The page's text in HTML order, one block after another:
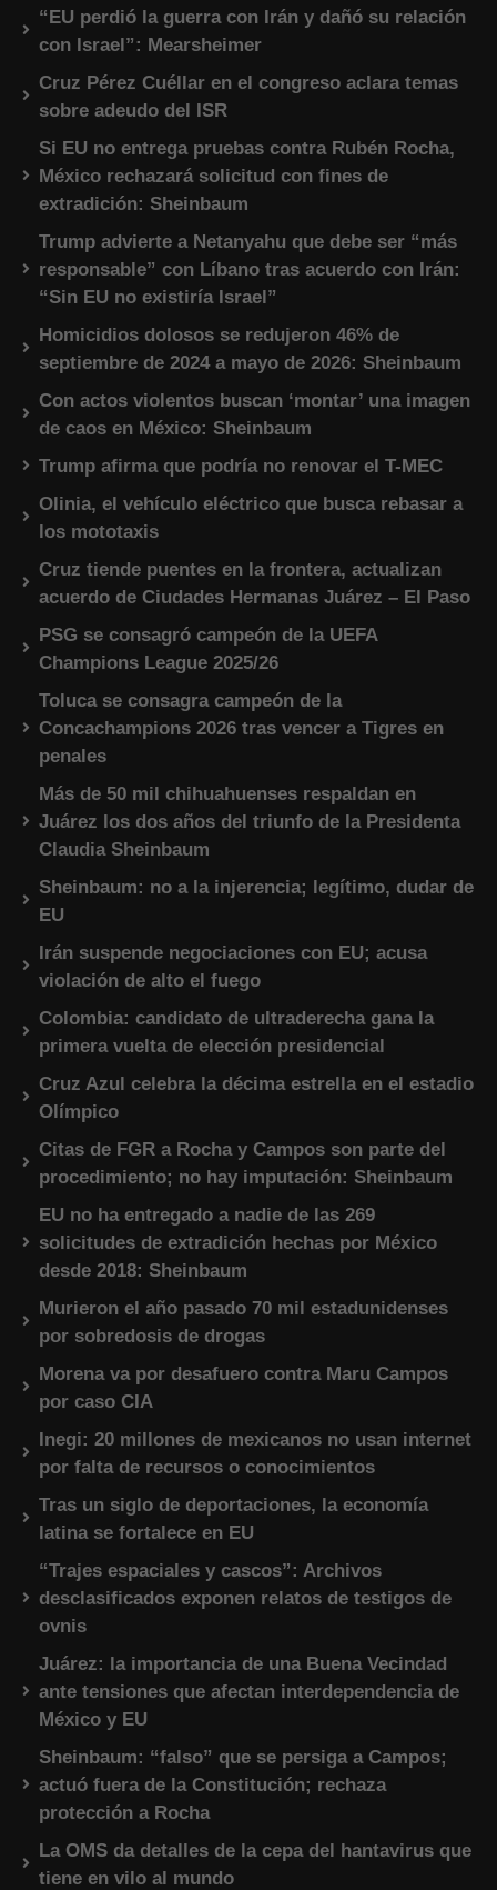
“EU perdió la guerra con Irán y dañó su relación
con Israel”: Mearsheimer
Cruz Pérez Cuéllar en el congreso aclara temas
sobre adeudo del ISR
Si EU no entrega pruebas contra Rubén Rocha,
México rechazará solicitud con fines de
extradición: Sheinbaum
Trump advierte a Netanyahu que debe ser “más
responsable” con Líbano tras acuerdo con Irán:
“Sin EU no existiría Israel”
Homicidios dolosos se redujeron 46% de
septiembre de 2024 a mayo de 2026: Sheinbaum
Con actos violentos buscan ‘montar’ una imagen
de caos en México: Sheinbaum
Trump afirma que podría no renovar el T-MEC
Olinia, el vehículo eléctrico que busca rebasar a
los mototaxis
Cruz tiende puentes en la frontera, actualizan
acuerdo de Ciudades Hermanas Juárez – El Paso
PSG se consagró campeón de la UEFA
Champions League 2025/26
Toluca se consagra campeón de la
Concachampions 2026 tras vencer a Tigres en
penales
Más de 50 mil chihuahuenses respaldan en
Juárez los dos años del triunfo de la Presidenta
Claudia Sheinbaum
Sheinbaum: no a la injerencia; legítimo, dudar de
EU
Irán suspende negociaciones con EU; acusa
violación de alto el fuego
Colombia: candidato de ultraderecha gana la
primera vuelta de elección presidencial
Cruz Azul celebra la décima estrella en el estadio
Olímpico
Citas de FGR a Rocha y Campos son parte del
procedimiento; no hay imputación: Sheinbaum
EU no ha entregado a nadie de las 269
solicitudes de extradición hechas por México
desde 2018: Sheinbaum
Murieron el año pasado 70 mil estadunidenses
por sobredosis de drogas
Morena va por desafuero contra Maru Campos
por caso CIA
Inegi: 20 millones de mexicanos no usan internet
por falta de recursos o conocimientos
Tras un siglo de deportaciones, la economía
latina se fortalece en EU
“Trajes espaciales y cascos”: Archivos
desclasificados exponen relatos de testigos de
ovnis
Juárez: la importancia de una Buena Vecindad
ante tensiones que afectan interdependencia de
México y EU
Sheinbaum: “falso” que se persiga a Campos;
actuó fuera de la Constitución; rechaza
protección a Rocha
La OMS da detalles de la cepa del hantavirus que
tiene en vilo al mundo